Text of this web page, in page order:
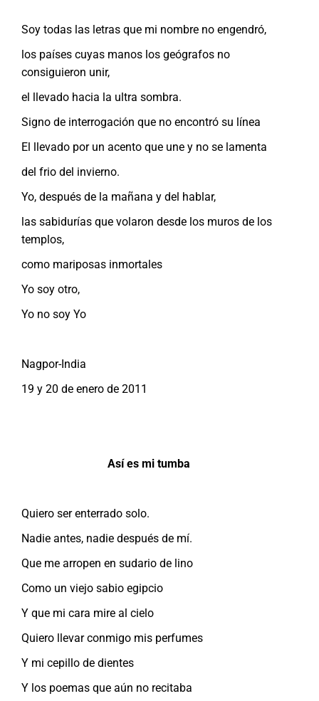
Soy todas las letras que mi nombre no engendró,
los países cuyas manos los geógrafos no
consiguieron unir,
el llevado hacia la ultra sombra.
Signo de interrogación que no encontró su línea
El llevado por un acento que une y no se lamenta
del frio del invierno.
Yo, después de la mañana y del hablar,
las sabidurías que volaron desde los muros de los
templos,
como mariposas inmortales
Yo soy otro,
Yo no soy Yo
Nagpor-India
19 y 20 de enero de 2011
Así es mi tumba
Quiero ser enterrado solo.
Nadie antes, nadie después de mí.
Que me arropen en sudario de lino
Como un viejo sabio egipcio
Y que mi cara mire al cielo
Quiero llevar conmigo mis perfumes
Y mi cepillo de dientes
Y los poemas que aún no recitaba